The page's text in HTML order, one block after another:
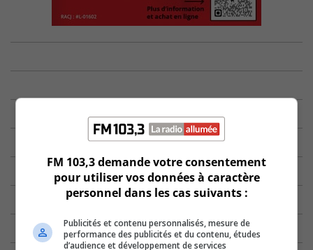
FM 103,3 demande votre consentement
pour utiliser vos données à caractère
personnel dans les cas suivants :
Publicités et contenu personnalisés, mesure de
performance des publicités et du contenu, études
d’audience et développement de services